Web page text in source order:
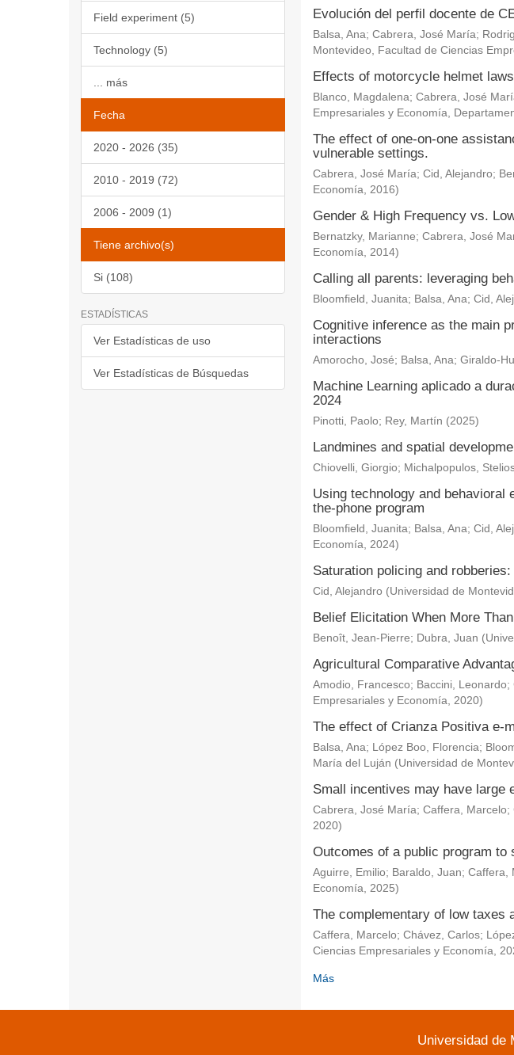
Field experiment (5)
Technology (5)
... más
Fecha
2020 - 2026 (35)
2010 - 2019 (72)
2006 - 2009 (1)
Tiene archivo(s)
Si (108)
ESTADÍSTICAS
Ver Estadísticas de uso
Ver Estadísticas de Búsquedas
Evolución del perfil docente de
Balsa, Ana; Cabrera, José María;
Montevideo, Facultad de Ciencias
Effects of motorcycle helmet
Blanco, Magdalena; Cabrera, José
Empresariales y Economía,
The effect of one-on-one
vulnerable settings.
Cabrera, José María; Cid, Alejandro;
Economía, 2016)
Gender & High Frequency vs.
Bernatzky, Marianne; Cabrera, José
Economía, 2014)
Calling all parents: leveraging
Bloomfield, Juanita; Balsa, Ana; Cid,
Cognitive inference as the main
interactions
Amorocho, José; Balsa, Ana; Giraldo-
Machine Learning aplicado a
2024
Pinotti, Paolo; Rey, Martín (2025)
Landmines and spatial
Chiovelli, Giorgio; Michalpopulos,
Using technology and
the-phone program
Bloomfield, Juanita; Balsa, Ana; Cid,
Economía, 2024)
Saturation policing and
Cid, Alejandro (Universidad de
Belief Elicitation When More
Benoît, Jean-Pierre; Dubra, Juan (
Agricultural Comparative
Amodio, Francesco; Baccini, Leonardo;
Empresariales y Economía, 2020)
The effect of Crianza Positiva e-
Balsa, Ana; López Boo, Florencia;
María del Luján (Universidad de
Small incentives may have large
Cabrera, José María; Caffera, Marcelo;
2020)
Outcomes of a public program
Aguirre, Emilio; Baraldo, Juan; Caffera,
Economía, 2025)
The complementary of low taxes
Caffera, Marcelo; Chávez, Carlos;
Ciencias Empresariales y Economía,
Más
Universidad de